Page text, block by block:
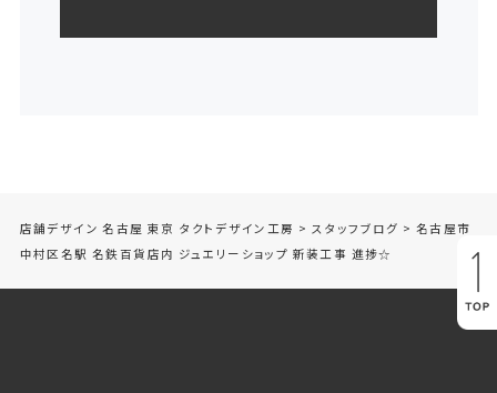
店舗デザイン 名古屋 東京 タクトデザイン工房 > スタッフブログ > 名古屋市
中村区名駅 名鉄百貨店内 ジュエリーショップ 新装工事 進捗☆